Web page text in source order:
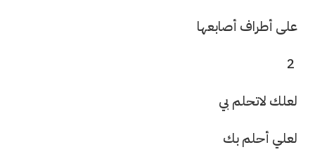
على أطراف أصابعها
لعلك لاتحلم بي
لعلي أحلم بك